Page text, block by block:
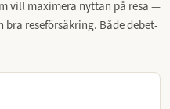
vill maximera nyttan på resa —
reseförsäkring. Både debet-